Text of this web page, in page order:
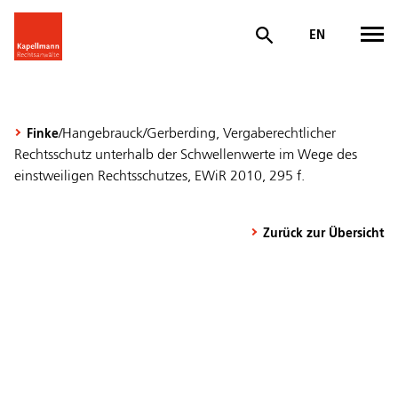
EN
Finke/Hangebrauck/Gerberding, Vergaberechtlicher
Rechtsschutz unterhalb der Schwellenwerte im Wege des
einstweiligen Rechtsschutzes, EWiR 2010, 295 f.
Zurück zur Übersicht